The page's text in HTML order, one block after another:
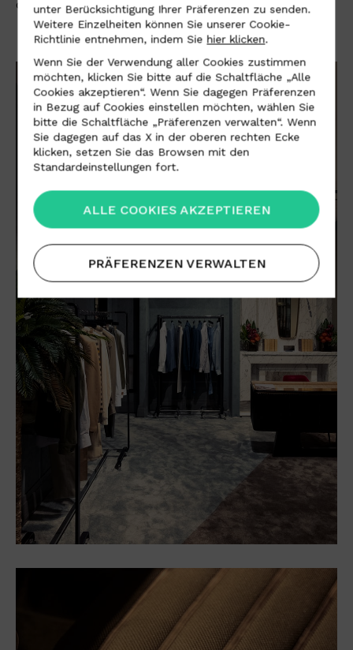
die Wände der Boutique zu verkleiden.
unter Berücksichtigung Ihrer Präferenzen zu senden.
Weitere Einzelheiten können Sie unserer Cookie-
Richtlinie entnehmen, indem Sie hier klicken.
Wenn Sie der Verwendung aller Cookies zustimmen
möchten, klicken Sie bitte auf die Schaltfläche „Alle
Cookies akzeptieren“. Wenn Sie dagegen Präferenzen
in Bezug auf Cookies einstellen möchten, wählen Sie
bitte die Schaltfläche „Präferenzen verwalten“. Wenn
Sie dagegen auf das X in der oberen rechten Ecke
klicken, setzen Sie das Browsen mit den
Standardeinstellungen fort.
ALLE COOKIES AKZEPTIEREN
PRÄFERENZEN VERWALTEN